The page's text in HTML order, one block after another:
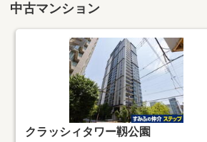
中古マンション
クラッシィタワー靱公園